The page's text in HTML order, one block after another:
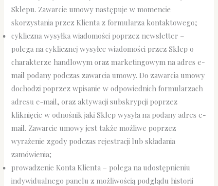
Sklepu. Zawarcie umowy następuje w momencie
skorzystania przez Klienta z formularza kontaktowego;
cykliczna wysyłka wiadomości poprzez newsletter –
polega na cyklicznej wysyłce wiadomości przez Sklep o
charakterze handlowym oraz marketingowym na adres e-
mail podany podczas zawarcia umowy. Do zawarcia umowy
dochodzi poprzez wpisanie w odpowiednich formularzach
adresu e-mail, oraz aktywacji subskrypcji poprzez
kliknięcie w odnośnik jaki Sklep wysyła na podany adres e-
mail. Zawarcie umowy jest także możliwe poprzez
wyrażenie zgody podczas rejestracji lub składania
zamówienia;
prowadzenie Konta Klienta – polega na udostępnieniu
indywidualnego panelu z możliwością podglądu historii